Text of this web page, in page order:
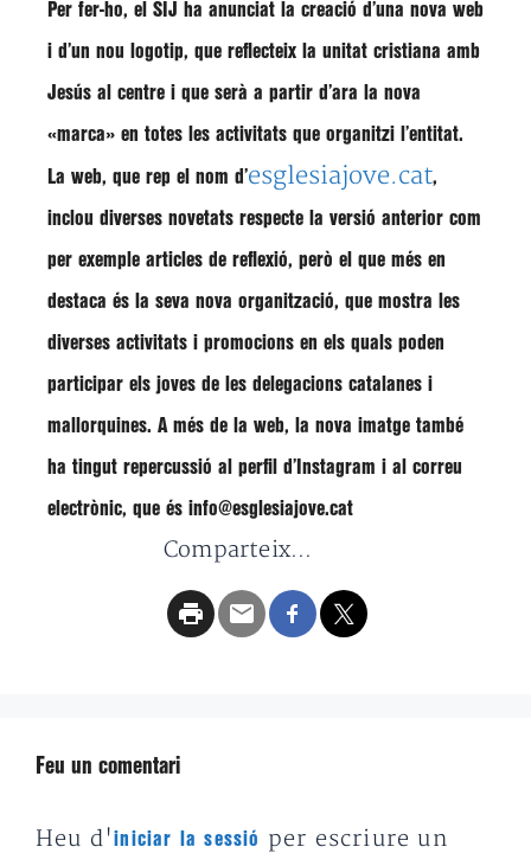
Per fer-ho, el SIJ ha anunciat la creació d’una nova web
i d’un nou logotip, que reflecteix la unitat cristiana amb
Jesús al centre i que serà a partir d’ara la nova
«marca» en totes les activitats que organitzi l’entitat.
La web, que rep el nom d’esglesiajove.cat,
inclou diverses novetats respecte la versió anterior com
per exemple articles de reflexió, però el que més en
destaca és la seva nova organització, que mostra les
diverses activitats i promocions en els quals poden
participar els joves de les delegacions catalanes i
mallorquines. A més de la web, la nova imatge també
ha tingut repercussió al perfil d’ Instagram i al correu
electrònic, que és info@esglesiajove.cat
Comparteix...
Feu un comentari
Heu d'iniciar la sessió
per escriure un